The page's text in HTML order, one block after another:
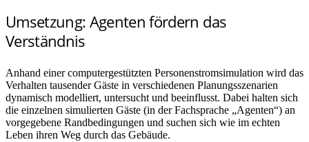
Umsetzung: Agenten fördern das
Verständnis
Anhand einer computergestützten Personenstromsimulation wird das
Verhalten tausender Gäste in verschiedenen Planungsszenarien
dynamisch modelliert, untersucht und beeinflusst. Dabei halten sich
die einzelnen simulierten Gäste (in der Fachsprache „Agenten“) an
vorgegebene Randbedingungen und suchen sich wie im echten
Leben ihren Weg durch das Gebäude.